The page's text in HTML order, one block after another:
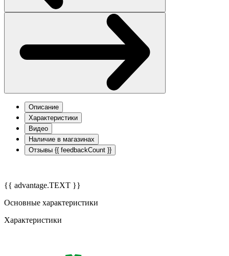
Описание
Характеристики
Видео
Наличие в магазинах
Отзывы {{ feedbackCount }}
{{ advantage.TEXT }}
Основные характеристики
Характеристики